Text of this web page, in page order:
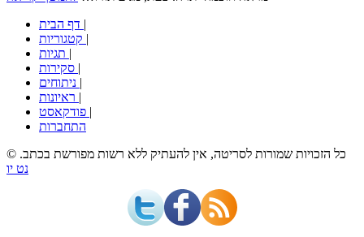
|
|
|
|
|
|
|
התחברות
© כל הזכויות שמורות לסריטה, אין להעתיק ללא רשות מפורשת בכתב.
נט יו